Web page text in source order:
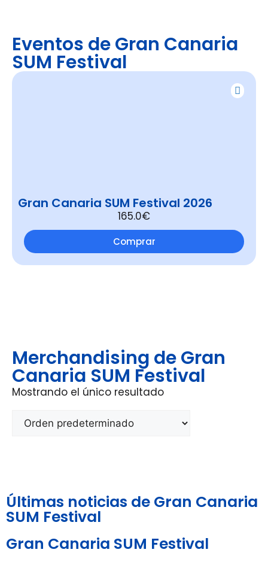
Eventos de Gran Canaria
SUM Festival
Gran Canaria SUM Festival 2026
165.0€
Comprar
Merchandising de Gran
Canaria SUM Festival
Mostrando el único resultado
Últimas noticias de Gran Canaria
SUM Festival
Gran Canaria SUM Festival